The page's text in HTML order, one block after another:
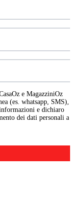
e MagazziniOz
(es. whatsapp, SMS),
e dichiaro
dei dati personali a